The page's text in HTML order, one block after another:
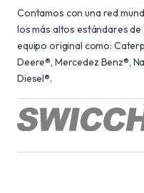
Contamos con una red
los más altos estándares
equipo original como:
Deere®, Mercedez Benz®,
Diesel®.